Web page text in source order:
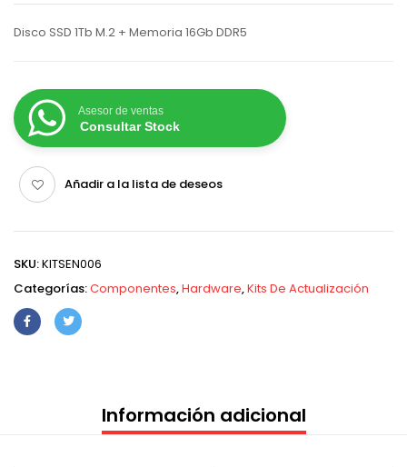
Disco SSD 1Tb M.2 + Memoria 16Gb DDR5
Asesor de ventas
Consultar Stock
Añadir a la lista de deseos
SKU:KITSEN006
Categorías:Componentes,Hardware,Kits De Actualización
Información adicional